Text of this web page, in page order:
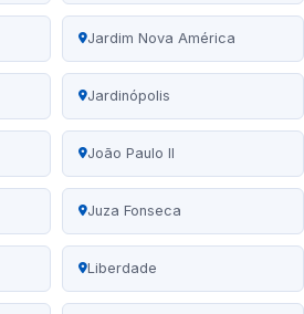
Jardim Nova América
Jardinópolis
João Paulo II
Juza Fonseca
Liberdade